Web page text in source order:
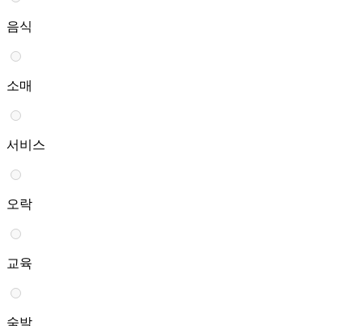
음식
소매
서비스
오락
교육
숙박